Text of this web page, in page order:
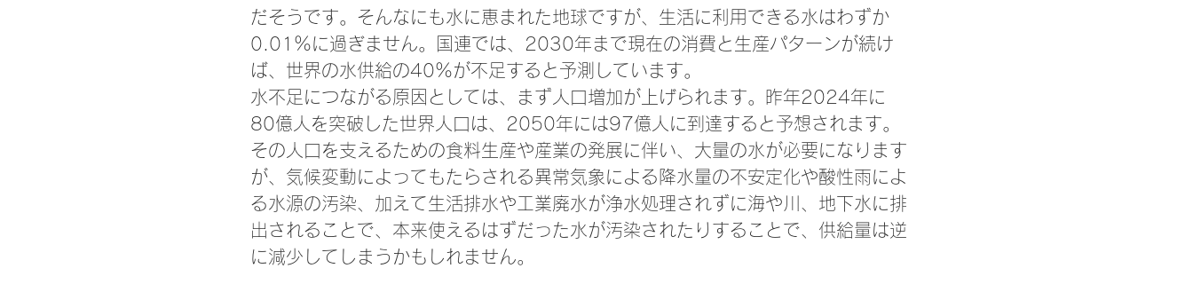
だそうです。そんなにも水に恵まれた地球ですが、生活に利用できる水はわずか
0.01％に過ぎません。国連では、2030年まで現在の消費と生産パターンが続け
ば、世界の水供給の40％が不足すると予測しています。
水不足につながる原因としては、まず人口増加が上げられます。昨年2024年に
80億人を突破した世界人口は、2050年には97億人に到達すると予想されます。
その人口を支えるための食料生産や産業の発展に伴い、大量の水が必要になります
が、気候変動によってもたらされる異常気象による降水量の不安定化や酸性雨によ
る水源の汚染、加えて生活排水や工業廃水が浄水処理されずに海や川、地下水に排
出されることで、本来使えるはずだった水が汚染されたりすることで、供給量は逆
に減少してしまうかもしれません。